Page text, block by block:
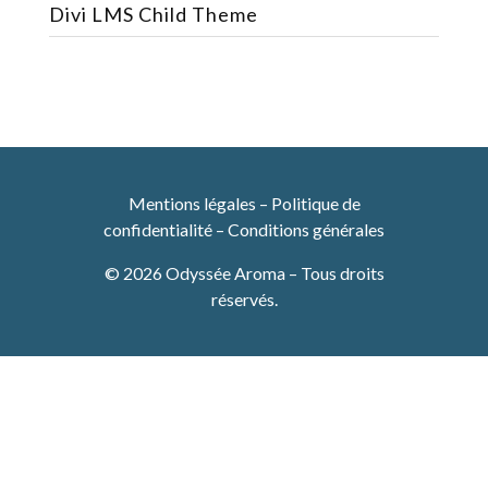
Divi LMS Child Theme
Mentions légales – Politique de
confidentialité – Conditions générales
© 2026 Odyssée Aroma – Tous droits
réservés.